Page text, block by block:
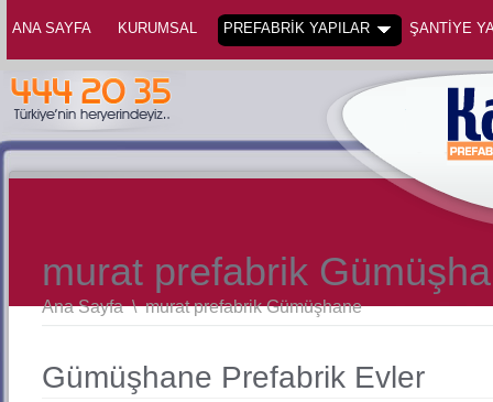
ANA SAYFA KURUMSAL PREFABRİK YAPILAR ŞANTİYE
murat prefabrik
Ana Sayfa \murat prefabrik Gümüşhane
Gümüşhane Prefabrik Evler